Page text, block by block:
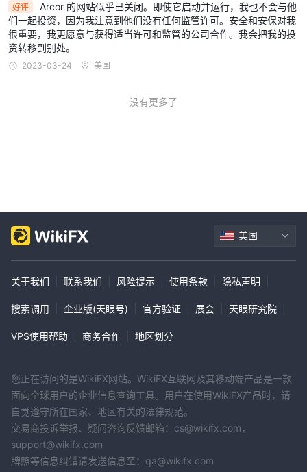
好评
Arcor 的网站似乎已关闭。即使它启动并运行，我也不会与他
们一起投资，因为我注意到他们没有任何监管许可。安全和安保对我
很重要，我更愿意与获得适当许可和监管的公司合作。我会把我的投
资转移到别处。
2023-03-24 美国
没有更多了
美国
关于我们 联系我们 风险提示 使用条款 隐私声明
搜索调用 企业版(天眼号) 官方验证 展会 天眼研究院
VPS使用帮助 商务合作 地区划分
您正在访问的是WikiFX网站。WikiFX互联网及其移动端产品是一款
面向全球用户的企业信息查询工具。用户在使用WikiFX产品时，请
自觉遵守所在国家、地区有关的法律规范。
交易商投诉举报、疑问咨询反馈邮箱：cs@wikifx.com，
support@wikifx.com
牌照等信息纠错请发送信息至：qa@wikifx.com